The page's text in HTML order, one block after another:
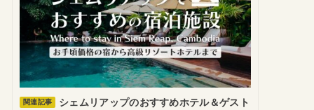
関連記事
シェムリアップのおすすめホテル＆ゲスト